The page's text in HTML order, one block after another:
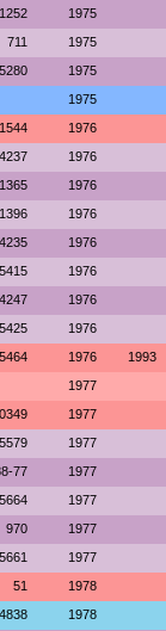
1252 1975
711 1975
1975
1975
1544 1976
4237 1976
1365 1976
1396 1976
4235 1976
1976
4247 1976
1976
1976 1993
1977
1977
1977
77 1977
1977
970 1977
1977
51 1978
4838 1978